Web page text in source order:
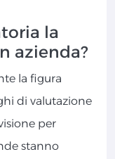
la
azienda?
la figura
di valutazione
per
stanno